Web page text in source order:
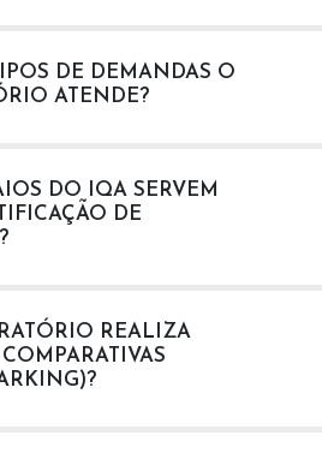
DE DEMANDAS O
ATENDE?
DO IQA SERVEM
DE
REALIZA